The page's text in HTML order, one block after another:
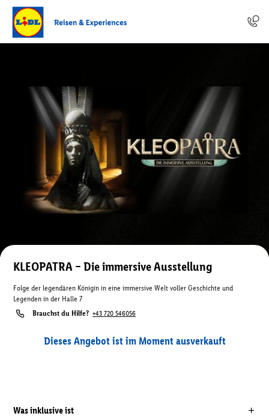
KLEOPATRA – Die immersive Ausstellung
Folge der legendären Königin in eine immersive Welt voller Geschichte und
Legenden in der Halle 7
Brauchst du Hilfe? +43 720 546056
Dieses Angebot ist im Moment ausverkauft
Was inklusive ist